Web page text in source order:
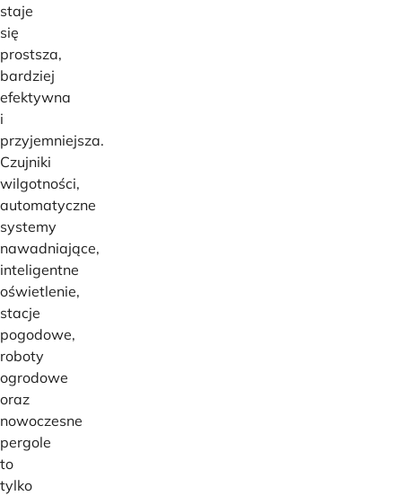
staje
się
prostsza,
bardziej
efektywna
i
przyjemniejsza.
Czujniki
wilgotności,
automatyczne
systemy
nawadniające,
inteligentne
oświetlenie,
stacje
pogodowe,
roboty
ogrodowe
oraz
nowoczesne
pergole
to
tylko